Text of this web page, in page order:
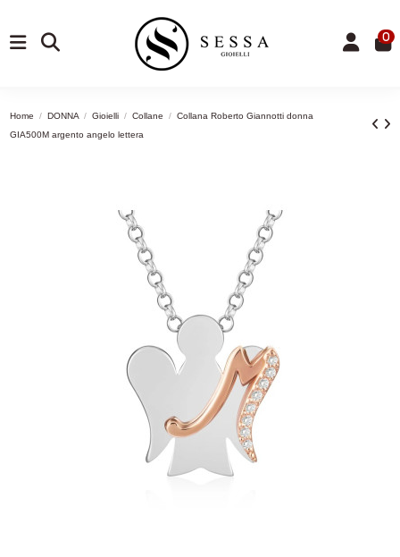
0
Home DONNA Gioielli Collane
Collana Roberto Giannotti donna
GIA500M argento angelo lettera